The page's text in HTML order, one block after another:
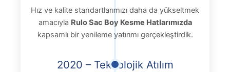
Hız ve kalite standartlarımızı daha da yükseltmek
amacıyla Rulo Sac Boy Kesme Hatlarımızda
kapsamlı bir yenileme yatırımı gerçekleştirdik.
2020 – Teknolojik Atılım